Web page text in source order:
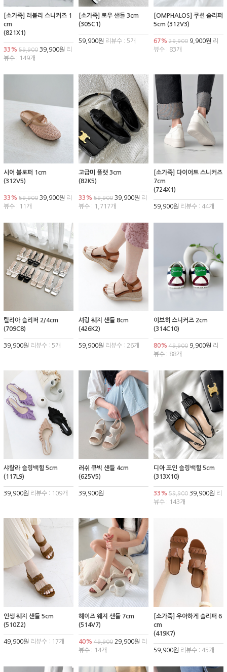
[소가죽] 러블리 스니커즈 1
cm
(821X1)
33% 59,900 39,900원 리
뷰수 : 149개
[소가죽] 로우 샌들 3cm
(305C1)
59,900원 리뷰수 : 5개
[OMPHALOS] 쿠션 슬리퍼
5cm (312V3)
67% 29,9009,900원 리
뷰수 : 83개
시어 블로퍼 1cm
(312V5)
33% 59,900 39,900원 리
뷰수 : 11개
고급미 플랫 3cm
(82K5)
33% 59,90039,900원 리
뷰수 : 1,717개
[소가죽] 다이어트 스니커즈
7cm
(724X1)
59,900원 리뷰수 : 44개
릴리아 슬리퍼 2/4cm
(709C8)
39,900원 리뷰수 : 5개
셔링 웨지 샌들 8cm
(426K2)
59,900원 리뷰수 : 26개
이브히 스니커즈 2cm
(314C10)
80% 49,9009,900원 리
뷰수 : 88개
샤랄라 슬링백힐 5cm
(117L9)
39,900원 리뷰수 : 109개
러쉬 큐빅 샌들 4cm
(625V5)
39,900원
디아 포인 슬링백힐 5cm
(313X10)
33% 59,90039,900원 리
뷰수 : 143개
인생 웨지 샌들 5cm
(510Z2)
49,900원 리뷰수 : 17개
헤이즈 웨지 샌들 7cm
(514V7)
40% 49,90029,900원 리
뷰수 : 14개
[소가죽] 우아하게 슬리퍼 6
cm
(419K7)
59,900원 리뷰수 : 45개